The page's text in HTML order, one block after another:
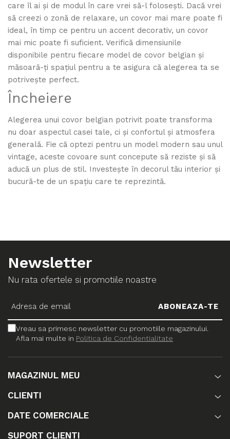
care îl ai și de modul în care vrei să-l folosești. Dacă vrei
să creezi o zonă de relaxare, un covor mai mare poate fi
ideal, în timp ce pentru un accent decorativ, un covor
mai mic poate fi suficient. Verifică dimensiunile
disponibile pentru fiecare model de covor belgian și
măsoară-ți spațiul pentru a te asigura că alegerea ta se
potrivește perfect.
Încheiere
Alegerea unui covor belgian potrivit poate transforma
nu doar aspectul casei tale, ci și confortul și atmosfera
generală. Fie că optezi pentru un model modern sau unul
vintage, aceste covoare sunt concepute să reziste și să
aducă un plus de stil. Investește în decorul tău interior și
bucură-te de un spațiu care te reprezintă.
Newsletter
Nu rata ofertele si promotiile noastre
Vreau sa primesc newsletter cu promotiile magazinului.
Afla mai multe in Politica de Confidentialitate
MAGAZINUL MEU
CLIENTI
DATE COMERCIALE
SUPORT CLIENTI